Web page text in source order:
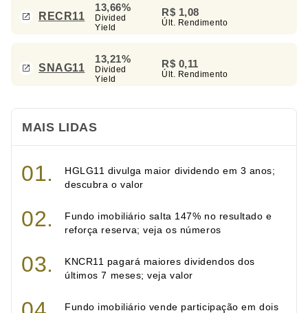
RECR11
13,66%
Divided
Yield
R$ 1,08
Últ. Rendimento
SNAG11
13,21%
Divided
Yield
R$ 0,11
Últ. Rendimento
MAIS LIDAS
HGLG11 divulga maior dividendo em 3 anos;
descubra o valor
Fundo imobiliário salta 147% no resultado e
reforça reserva; veja os números
KNCR11 pagará maiores dividendos dos
últimos 7 meses; veja valor
Fundo imobiliário vende participação em dois